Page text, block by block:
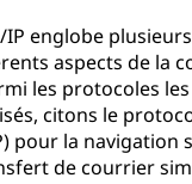
IP englobe
aspects de la
les protocoles
citons le
pour la navigation
de courrier